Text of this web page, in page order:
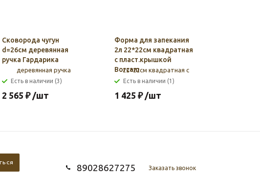
Сковорода чугун
d=26см деревянная
ручка Гардарика
Есть в наличии (3)
2 565 ₽ /шт
Форма для запекания
2л 22*22см квадратная
с пласт.крышкой
Borcam
Есть в наличии (1)
1 425 ₽ /шт
89028627275 Заказать звонок